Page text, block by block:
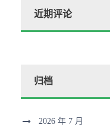
近期评论
归档
2026 年 7 月